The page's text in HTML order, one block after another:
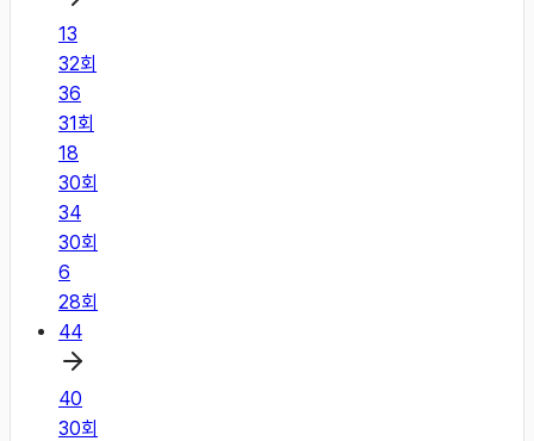
13
32회
36
31회
18
30회
34
30회
6
28회
44
40
30회